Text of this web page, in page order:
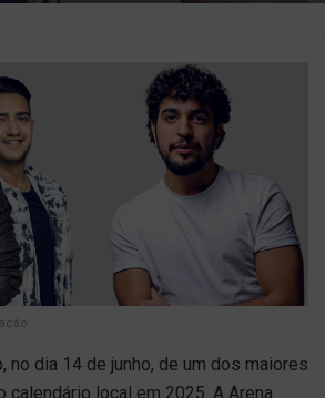
no dia 14 de junho, de um dos maiores
calendário local em 2025. A Arena